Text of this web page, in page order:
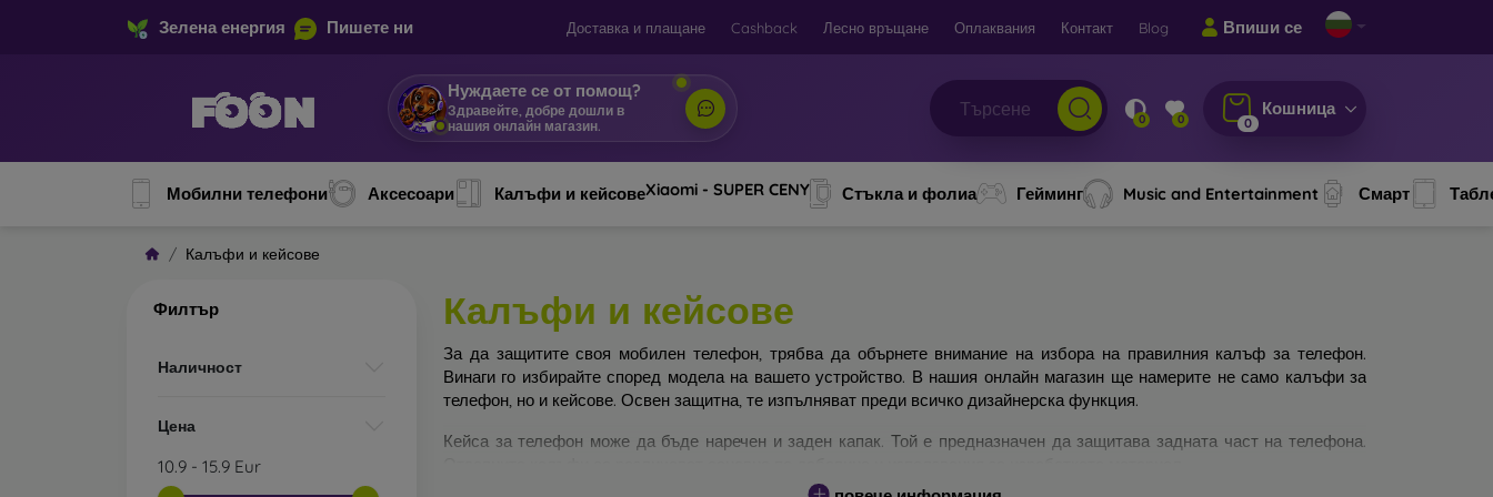
Зелена енергия Пишете ни Доставка и плащане Cashback Лесно връщане Оплаквания Контакт Blog Впиши се
Нуждаете се от помощ?
Здравейте, добре дошли в
нашия онлайн магазин.
0 0 0
Кошница
Мобилни телефони Аксесоари Калъфи и кейсовеXiaomi - SUPER CENY Стъкла и фолиа Гейминг Music and Entertainment Смарт
Калъфи и кейсове
Филтър
Наличност
Цена
10.9 - 15.9 Eur
Калъфи и кейсове
За да защитите своя мобилен телефон, трябва да обърнете внимание на избора на правилния калъф за телефон.
Винаги го избирайте според модела на вашето устройство. В нашия онлайн магазин ще намерите не само калъфи за
телефон, но и кейсове. Освен защитна, те изпълняват преди всичко дизайнерска функция.
Кейса за телефон може да бъде наречен и заден капак. Той е предназначен да защитава задната част на телефона.